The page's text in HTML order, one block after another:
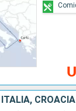
CROACIA